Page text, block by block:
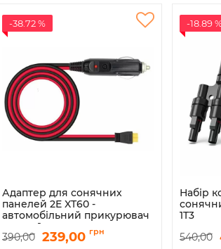
-38.72 %
Адаптер для сонячних
панелей 2E XT60 -
автомобільний прикурювач
вилка, 1м
Артикул: 2E-ASP-XT60-CCP-1
390,00 239,00 грн
-18.89
Набір
1T3
540,00